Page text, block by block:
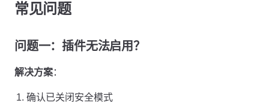
常见问题
问题一：插件无法启用？
解决方案：
确认已关闭安全模式